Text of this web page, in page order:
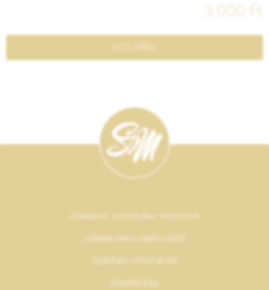
3.000 Ft
Általános szerződési feltételek
Adatkezelési tájékoztató
Szállítási információk
Oldaltérkép